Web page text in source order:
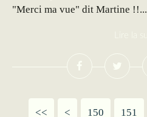
"Merci ma vue" dit Martine !!...
<< < 100
110
120
130
140
150 151